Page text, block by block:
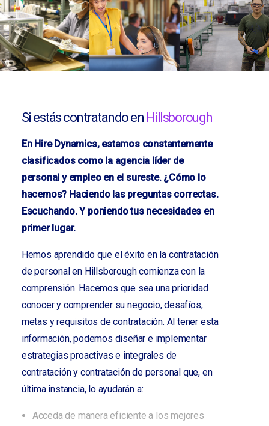
Si estás contratando en Hillsborough
En Hire Dynamics, estamos constantemente
clasificados como la agencia líder de
personal y empleo en el sureste. ¿Cómo lo
hacemos? Haciendo las preguntas correctas.
Escuchando. Y poniendo tus necesidades en
primer lugar.
Hemos aprendido que el éxito en la contratación
de personal en Hillsborough comienza con la
comprensión. Hacemos que sea una prioridad
conocer y comprender su negocio, desafíos,
metas y requisitos de contratación. Al tener esta
información, podemos diseñar e implementar
estrategias proactivas e integrales de
contratación y contratación de personal que, en
última instancia, lo ayudarán a:
Acceda de manera eficiente a los mejores